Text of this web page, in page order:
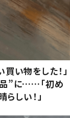
い物をした！」
”に……「初め
らしい！」